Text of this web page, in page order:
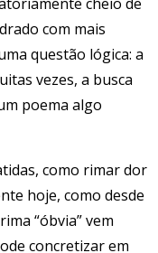
com mais
questão lógica: a
vezes, a busca
poema algo
como rimar dor
hoje, como desde
“óbvia” vem
concretizar em